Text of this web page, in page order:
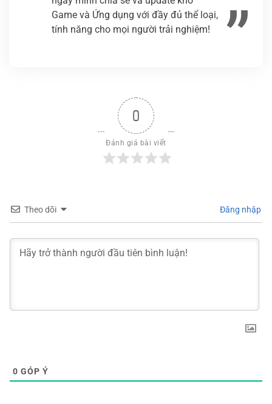
Game và Ứng dụng với đầy đủ thể loại,
tính năng cho mọi người trải nghiệm!
0
Đánh giá bài viết
Theo dõi Đăng nhập
0 GÓP Ý